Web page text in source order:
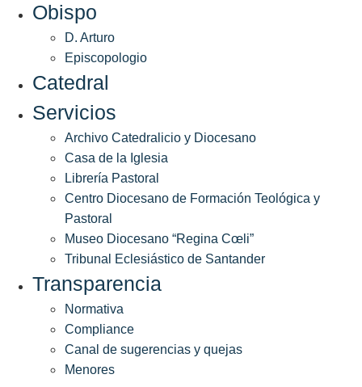
Obispo
D. Arturo
Episcopologio
Catedral
Servicios
Archivo Catedralicio y Diocesano
Casa de la Iglesia
Librería Pastoral
Centro Diocesano de Formación Teológica y
Pastoral
Museo Diocesano “Regina Cœli”
Tribunal Eclesiástico de Santander
Transparencia
Normativa
Compliance
Canal de sugerencias y quejas
Menores